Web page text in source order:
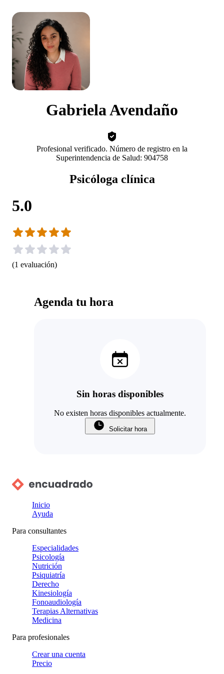
Gabriela Avendaño
Profesional verificado. Número de registro en la
Superintendencia de Salud: 904758
Psicóloga clínica
5.0
(1 evaluación)
Agenda tu hora
Sin horas disponibles
No existen horas disponibles actualmente.
Solicitar hora
Inicio
Ayuda
Para consultantes
Especialidades
Psicología
Nutrición
Psiquiatría
Derecho
Kinesiología
Fonoaudiología
Terapias Alternativas
Medicina
Para profesionales
Crear una cuenta
Precio